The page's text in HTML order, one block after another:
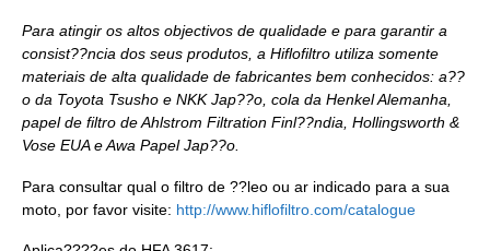
Para atingir os altos objectivos de qualidade e para garantir a
consist??ncia dos seus produtos, a Hiflofiltro utiliza somente
materiais de alta qualidade de fabricantes bem conhecidos: a??
o da Toyota Tsusho e NKK Jap??o, cola da Henkel Alemanha,
papel de filtro de Ahlstrom Filtration Finl??ndia, Hollingsworth &
Vose EUA e Awa Papel Jap??o.
Para consultar qual o filtro de ??leo ou ar indicado para a sua
moto, por favor visite: http://www.hiflofiltro.com/catalogue